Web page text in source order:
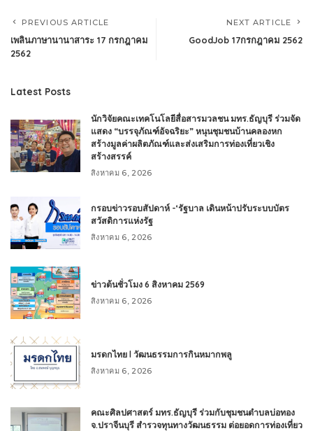
PREVIOUS ARTICLE
เพลินภาษานานาสาระ 17 กรกฎาคม
2562
NEXT ARTICLE
GoodJob 17กรกฎาคม 2562
Latest Posts
นักวิจัยคณะเทคโนโลยีสื่อสารมวลชน มทร.ธัญบุรี ร่วมจัด
แสดง “บรรจุภัณฑ์อัจฉริยะ” หนุนชุมชนบ้านคลองหก
สร้างมูลค่าผลิตภัณฑ์และส่งเสริมการท่องเที่ยวเชิง
สร้างสรรค์
สิงหาคม 6, 2026
กรอบข่าวรอบสัปดาห์ -‘รัฐบาล เดินหน้าปรับระบบบัตร
สวัสดิการแห่งรัฐ
สิงหาคม 6, 2026
ข่าวต้นชั่วโมง 6 สิงหาคม 2569
สิงหาคม 6, 2026
มรดกไทย l วัฒนธรรมการกินหมากพลู
สิงหาคม 6, 2026
คณะศิลปศาสตร์ มทร.ธัญบุรี ร่วมกับชุมชนตำบลบ่อทอง
จ.ปราจีนบุรี สำรวจทุนทางวัฒนธรรม ต่อยอดการท่องเที่ยว